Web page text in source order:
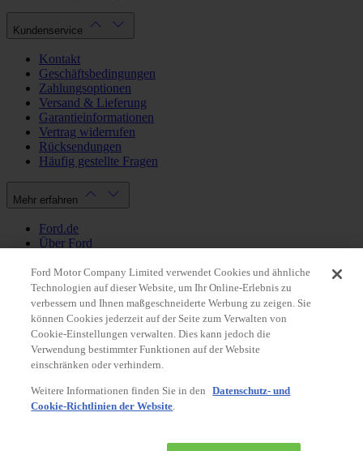
Kundenservice
Kontakt
Geschäftsbedingungen
Zahlungsoptionen
Versand & Lieferung
Garantieinformationen
Vertrag widerrufen
Rücksendungen
Häufig gestellte Fragen
Mehr erfahren
Ford.de
Über Ford
Datenschutzbestimmungen
Impressum
Mein Konto
Login / Registrierung
Meine Bestellungen
Land ändern
Ford Motor Company Limited verwendet Cookies und ähnliche
Technologien auf dieser Website, um Ihr Online-Erlebnis zu
verbessern und Ihnen maßgeschneiderte Werbung zu zeigen. Sie
können Cookies jederzeit auf der Seite zum Verwalten von
Cookie-Einstellungen verwalten. Dies kann jedoch die
Verwendung bestimmter Funktionen auf der Website
einschränken oder verhindern.
Weitere Informationen finden Sie in den
Datenschutz- und
Cookie-Richtlinien der Website.